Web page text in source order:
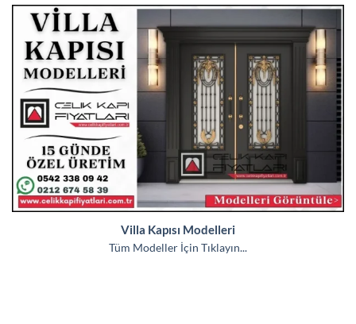
Villa Kapısı Modelleri
Tüm Modeller İçin Tıklayın...